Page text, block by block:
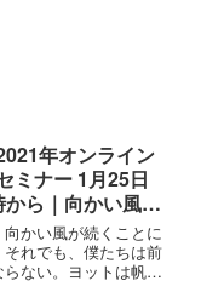
年オンライン
ミナー 1月25日
から｜向かい風で
を掲げよう
かい風が続くことに
れでも、僕たちは前
ない。ヨットは帆の